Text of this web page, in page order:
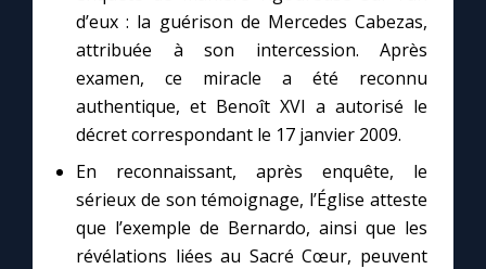
d’eux : la guérison de Mercedes Cabezas,
attribuée à son intercession. Après
examen, ce miracle a été reconnu
authentique, et Benoît XVI a autorisé le
décret correspondant le 17 janvier 2009.
En reconnaissant, après enquête, le
sérieux de son témoignage, l’Église atteste
que l’exemple de Bernardo, ainsi que les
révélations liées au Sacré Cœur, peuvent